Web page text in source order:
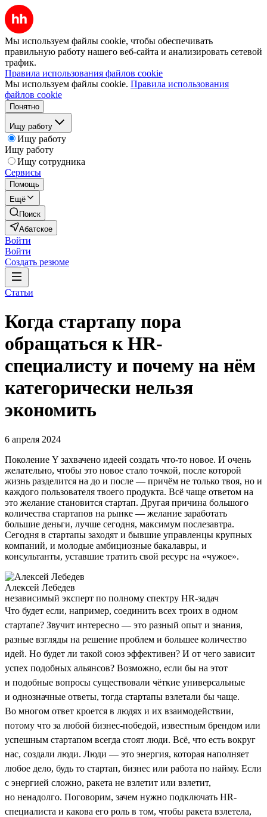
Мы используем файлы cookie, чтобы обеспечивать
правильную работу нашего веб-сайта и анализировать сетевой
трафик.
Правила использования файлов cookie
Мы используем файлы cookie. Правила использования
файлов cookie
Понятно
Ищу работу
Ищу работу
Ищу работу
Ищу сотрудника
Сервисы
Помощь
Ещё
Поиск
Абатское
Войти
Войти
Создать резюме
Статьи
Когда стартапу пора
обращаться к HR-
специалисту и почему на нём
категорически нельзя
экономить
6 апреля 2024
Поколение Y захвачено идеей создать что-то новое. И очень
желательно, чтобы это новое стало точкой, после которой
жизнь разделится на до и после — причём не только твоя, но и
каждого пользователя твоего продукта. Всё чаще ответом на
это желание становится стартап. Другая причина большого
количества стартапов на рынке — желание заработать
большие деньги, лучше сегодня, максимум послезавтра.
Сегодня в стартапы заходят и бывшие управленцы крупных
компаний, и молодые амбициозные бакалавры, и
консультанты, уставшие тратить свой ресурс на «чужое».
Алексей Лебедев
независимый эксперт по полному спектру HR-задач
Что будет если, например, соединить всех троих в одном
стартапе? Звучит интересно — это разный опыт и знания,
разные взгляды на решение проблем и большее количество
идей. Но будет ли такой союз эффективен? И от чего зависит
успех подобных альянсов? Возможно, если бы на этот
и подобные вопросы существовали чёткие универсальные
и однозначные ответы, тогда стартапы взлетали бы чаще.
Во многом ответ кроется в людях и их взаимодействии,
потому что за любой бизнес-победой, известным брендом или
успешным стартапом всегда стоят люди. Всё, что есть вокруг
нас, создали люди. Люди — это энергия, которая наполняет
любое дело, будь то стартап, бизнес или работа по найму. Если
с энергией сложно, ракета не взлетит или взлетит,
но ненадолго. Поговорим, зачем нужно подключать HR-
специалиста и какова его роль в том, чтобы ракета взлетела,